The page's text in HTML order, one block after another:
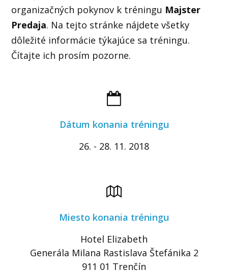
organizačných pokynov k tréningu Majster
Predaja. Na tejto stránke nájdete všetky
dôležité informácie týkajúce sa tréningu.
Čítajte ich prosím pozorne.
Dátum konania tréningu
26. - 28. 11. 2018
Miesto konania tréningu
Hotel Elizabeth
Generála Milana Rastislava Štefánika 2
911 01 Trenčín